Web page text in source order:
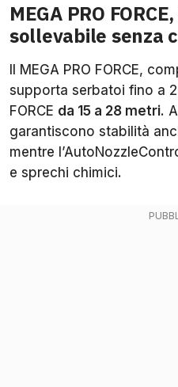
MEGA PRO
sollevabile senza
Il MEGA PRO FORCE,
supporta serbatoi fino a
FORCE da 15 a 28 metri.
garantiscono stabilità
mentre
e sprechi chimici.